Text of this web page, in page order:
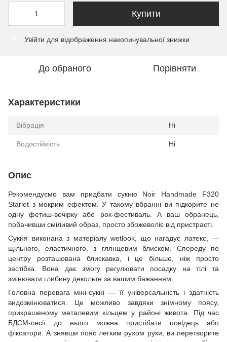
Купити
Увійти для відображення накопичувальної знижки
До обраного Порівняти
Характеристики
Вібрація Ні
Водостійкість Ні
Опис
Рекомендуємо вам придбати сукню Noir Handmade F320
Starlet з мокрим ефектом. У такому вбранні ви підкорите не
одну фетиш-вечірку або рок-фестиваль. А ваш обранець,
побачивши сміливий образ, просто збожеволіє від пристрасті.
Сукня виконана з матеріалу wetlook, що нагадує латекс, —
щільного, еластичного, з глянцевим блиском. Спереду по
центру розташована блискавка, і це більше, ніж просто
застібка. Вона дає змогу регулювати посадку на тілі та
змінювати глибину декольте за вашим бажанням.
Головна перевага міні-сукні — її універсальність і здатність
видозмінюватися. Це можливо завдяки знімному поясу,
прикрашеному металевим кільцем у районі живота. Під час
БДСМ-сесії до нього можна пристібати повідець або
фіксатори. А знявши пояс легким рухом руки, ви перетворите